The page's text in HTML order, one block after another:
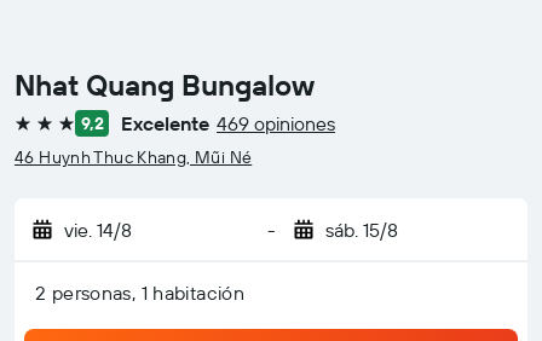
Nhat Quang Bungalow
3 estrellas
9,2 Excelente 469 opiniones
46 Huynh Thuc Khang, Mũi Né
vie. 14/8 - sáb. 15/8
2 personas, 1 habitación